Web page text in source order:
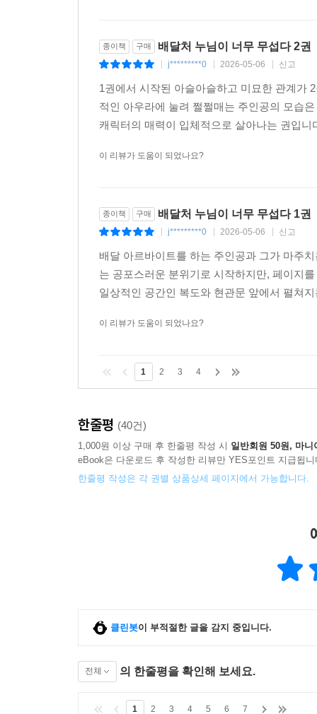
종이책 구매 배달처 누님이 너무 무섭다 2권
j*********0 2026-05-06 신고
1권에서 시작된 아슬아슬하고 미묘한 관계가
적인 아우라에 눌려 쩔쩔매는 주인공의 모습
캐릭터의 매력이 입체적으로 살아나는 권입니
이 리뷰가 도움이 되었나요?
종이책 구매 배달처 누님이 너무 무섭다 1권
j*********0 2026-05-06 신고
배달 아르바이트를 하는 주인공과 그가 마주
는 공포스러운 분위기로 시작하지만, 페이지
일상적인 공간인 복도와 현관문 앞에서 펼쳐
이 리뷰가 도움이 되었나요?
1 2 3 4
한줄평 (40건)
1,000원 이상 구매 후 한줄평 작성 시 일반회원 50원, 마니
eBook은 다운로드 후 작성한 리뷰만 YES포인트 지급됩니
한줄평 작성은 각 권별 상품상세 페이지에서 가능합니다.
클린봇이 부적절한 글을 감지 중입니다.
전체 의 한줄평을 확인해 보세요.
1 2 3 4 5 6 7